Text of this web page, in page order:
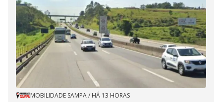
MOBILIDADE SAMPA/ HÁ 13 HORAS